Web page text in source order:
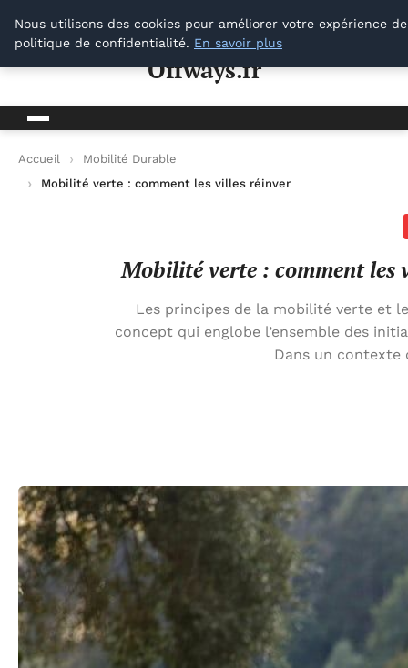
Offways.fr
Offways.fr
Accueil
Mobilité Durable
Mobilité verte : comment les villes réinventent les
Mobilité verte : comment les
Les principes de la mobilité verte et
concept qui englobe l’ensemble des
Dans un
Nous utilisons des cookies pour améliorer votre expérience
politique de confidentialité. En savoir plus